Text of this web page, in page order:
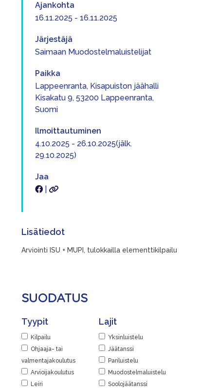
Ajankohta
16.11.2025 - 16.11.2025
Järjestäjä
Saimaan Muodostelmaluistelijat
Paikka
Lappeenranta, Kisapuiston jäähalli
Kisakatu 9, 53200 Lappeenranta,
Suomi
Ilmoittautuminen
4.10.2025 - 26.10.2025(jälk.
29.10.2025)
Jaa
Lisätiedot
Arviointi ISU + MUPI, tulokkailla elementtikilpailu
SUODATUS
Tyypit
Kilpailu
Ohjaaja- tai
valmentajakoulutus
Arvioijakoulutus
Leiri
Lajit
Yksinluistelu
Jäätanssi
Pariluistelu
Muodostelmaluistelu
Soolojäätanssi